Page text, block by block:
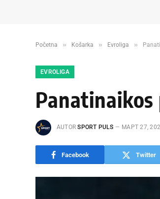
Početna » Košarka » Evroliga »
EVROLIGA
AUTOR SPORT PULS МАРТ 27,
Facebook Twitter